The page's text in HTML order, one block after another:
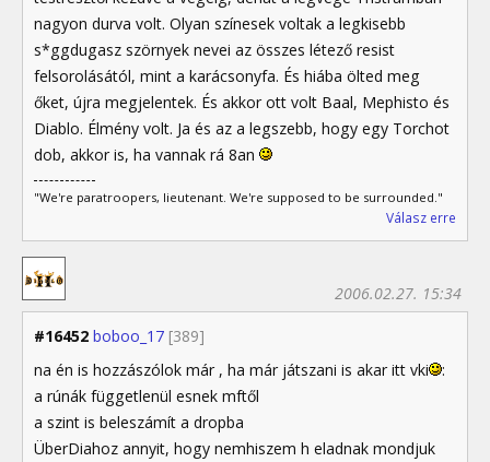
nagyon durva volt. Olyan színesek voltak a legkisebb
s*ggdugasz szörnyek nevei az összes létező resist
felsorolásától, mint a karácsonyfa. És hiába ölted meg
őket, újra megjelentek. És akkor ott volt Baal, Mephisto és
Diablo. Élmény volt. Ja és az a legszebb, hogy egy Torchot
dob, akkor is, ha vannak rá 8an
"We're paratroopers, lieutenant. We're supposed to be surrounded."
Válasz erre
#16452 boboo_17 [389]
2006.02.27. 15:34
na én is hozzászólok már , ha már játszani is akar itt vki
:
a rúnák függetlenül esnek mftől
a szint is beleszámít a dropba
ÜberDiahoz annyit, hogy nemhiszem h eladnak mondjuk